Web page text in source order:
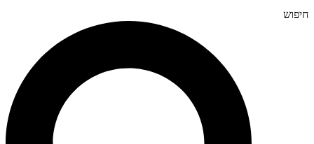
חיפוש